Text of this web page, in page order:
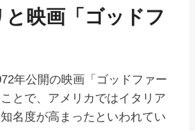
と映画「ゴッドフ
年公開の映画「ゴッドファー
とで、アメリカではイタリア
名度が高まったといわれてい